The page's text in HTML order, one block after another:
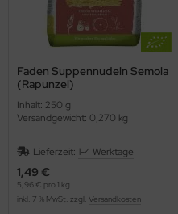
Faden Suppennudeln Semola
(Rapunzel)
Inhalt: 250 g
Versandgewicht: 0,270 kg
Lieferzeit: 1-4 Werktage
1,49 €
5,96 € pro 1 kg
inkl. 7 % MwSt. zzgl. Versandkosten